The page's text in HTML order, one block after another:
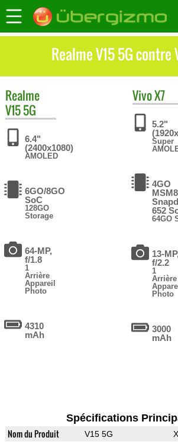
Realme V15 5G contre
Realme
V15 5G
6.4"
(2400x1080)
AMOLED
6GO/8GO
SoC
128GO
Storage
64-MP,
f/1.8
1
Arrière
Appareil
Photo
4310
mAh
VivoX7
5.2"
Super
4GO
652
64GO
13-
f/2.2
1
Arrière
Photo
3000
mAh
Spécifications
Nom du Produit V15 5G